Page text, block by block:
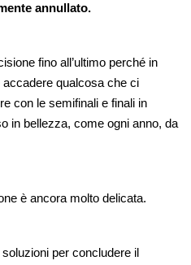
annullato.
fino all’ultimo perché in
qualcosa che ci
con le semifinali e finali in
in bellezza, come ogni anno, da
è ancora molto delicata.
per concludere il